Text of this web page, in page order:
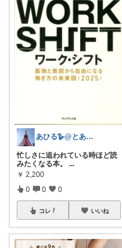
あひる🪿@とある激務コンサル
忙しさに追われている時ほど読
みたくなる本。
...
￥ 2,200
0 0 0
コレ いいね